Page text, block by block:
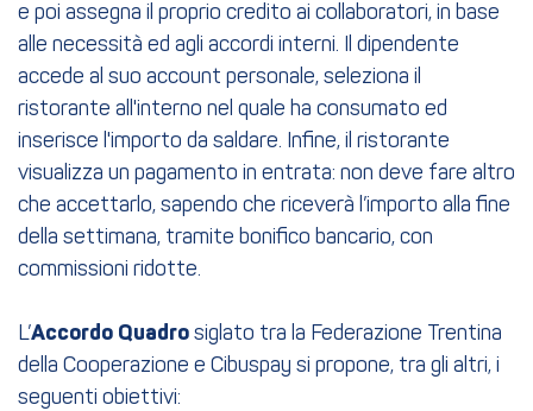
e poi assegna il proprio credito ai collaboratori, in base
alle necessità ed agli accordi interni. Il dipendente
accede al suo account personale, seleziona il
ristorante all'interno nel quale ha consumato ed
inserisce l'importo da saldare. Infine, il ristorante
visualizza un pagamento in entrata: non deve fare altro
che accettarlo, sapendo che riceverà l’importo alla fine
della settimana, tramite bonifico bancario, con
commissioni ridotte.
L’Accordo Quadro siglato tra la Federazione Trentina
della Cooperazione e Cibuspay si propone, tra gli altri, i
seguenti obiettivi: